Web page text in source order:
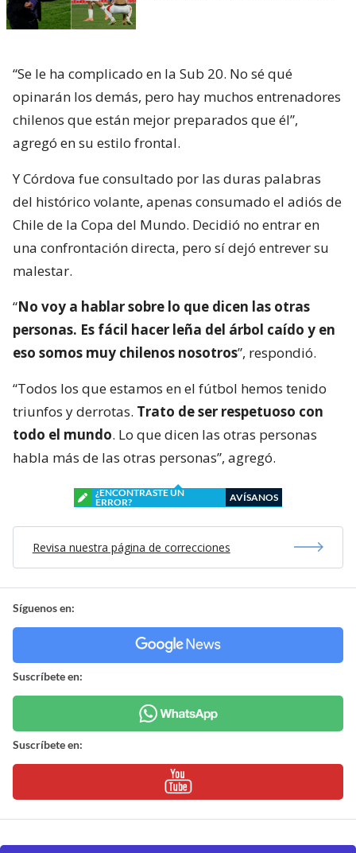
“Se le ha complicado en la Sub 20. No sé qué
opinarán los demás, pero hay muchos entrenadores
chilenos que están mejor preparados que él”,
agregó en su estilo frontal.
Y Córdova fue consultado por las duras palabras
del histórico volante, apenas consumado el adiós de
Chile de la Copa del Mundo. Decidió no entrar en
una confrontación directa, pero sí dejó entrever su
malestar.
“No voy a hablar sobre lo que dicen las otras
personas. Es fácil hacer leña del árbol caído y en
eso somos muy chilenos nosotros”, respondió.
“Todos los que estamos en el fútbol hemos tenido
triunfos y derrotas. Trato de ser respetuoso con
todo el mundo. Lo que dicen las otras personas
habla más de las otras personas”, agregó.
¿ENCONTRASTE UN
ERROR?
AVÍSANOS
Revisa nuestra página de correcciones
Síguenos en:
Suscríbete en:
Suscríbete en: